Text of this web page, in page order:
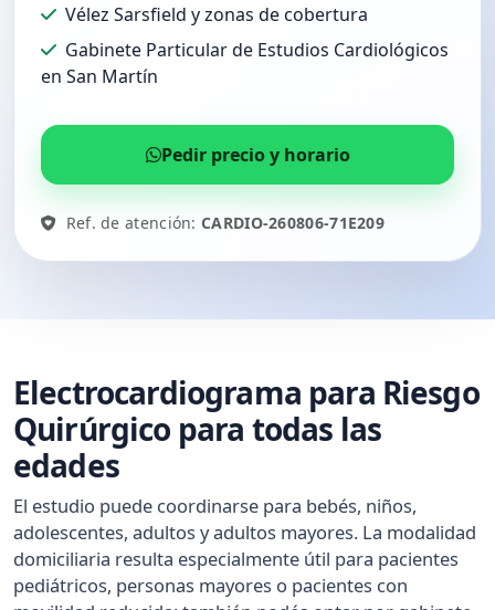
Vélez Sarsfield y zonas de cobertura
Gabinete Particular de Estudios Cardiológicos
en San Martín
Pedir precio y horario
Ref. de atención:CARDIO-260806-71E209
Electrocardiograma para Riesgo
Quirúrgico para todas las
edades
El estudio puede coordinarse para bebés, niños,
adolescentes, adultos y adultos mayores. La modalidad
domiciliaria resulta especialmente útil para pacientes
pediátricos, personas mayores o pacientes con